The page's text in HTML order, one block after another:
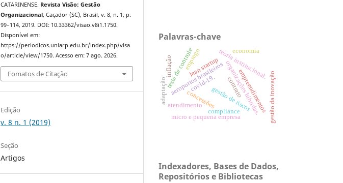
CATARINENSE. Revista Visão: Gestão
Organizacional, Caçador (SC), Brasil, v. 8, n. 1, p.
99–114, 2019. DOI: 10.33362/visao.v8i1.1750.
Disponível em:
https://periodicos.uniarp.edu.br/index.php/visa
o/article/view/1750. Acesso em: 7 ago. 2026.
Fomatos de Citação
Edição
v. 8 n. 1 (2019)
Seção
Artigos
Palavras-chave
covid-19.
concessões
aeroportos brasileirosorganizações híbridas.
teoria institucional.
teste de controle
gestão de riscos
compliance
lean startup
gestão da inovação
micro e pequena empresa
adaptação
atendimento empreendimentos
economia
emprego
contrato
inflação
Indexadores, Bases de Dados,
Repositórios e Bibliotecas